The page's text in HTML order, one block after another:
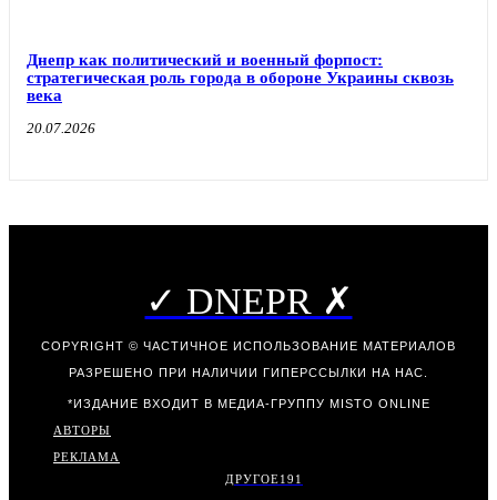
Днепр как политический и военный форпост:
стратегическая роль города в обороне Украины сквозь
века
20.07.2026
✓ DNEPR ✗
COPYRIGHT © ЧАСТИЧНОЕ ИСПОЛЬЗОВАНИЕ МАТЕРИАЛОВ
РАЗРЕШЕНО ПРИ НАЛИЧИИ ГИПЕРССЫЛКИ НА НАС.
*ИЗДАНИЕ ВХОДИТ В МЕДИА-ГРУППУ MISTO ONLINE
АВТОРЫ
РЕКЛАМА
ДРУГОЕ191